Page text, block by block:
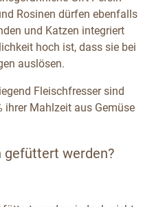
Rosinen dürfen ebenfalls
und Katzen integriert
hoch ist, dass sie bei
auslösen.
Fleischfresser sind
ihrer Mahlzeit aus Gemüse
gefüttert werden?